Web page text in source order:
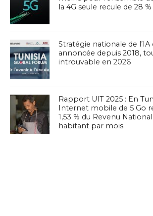
la 4G seule recule de 28 %
Stratégie nationale de l’IA
annoncée depuis 2018,
introuvable en 2026
Rapport UIT 2025 : En
Internet mobile de 5 Go
1,53 % du Revenu
habitant par mois